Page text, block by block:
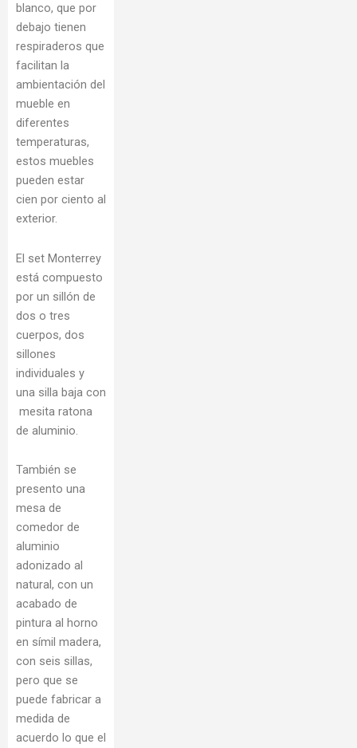
blanco, que por
debajo tienen
respiraderos que
facilitan la
ambientación del
mueble en
diferentes
temperaturas,
estos muebles
pueden estar
cien por ciento al
exterior.
El set Monterrey
está compuesto
por un sillón de
dos o tres
cuerpos, dos
sillones
individuales y
una silla baja con
mesita ratona
de aluminio.
También se
presento una
mesa de
comedor de
aluminio
adonizado al
natural, con un
acabado de
pintura al horno
en símil madera,
con seis sillas,
pero que se
puede fabricar a
medida de
acuerdo lo que el